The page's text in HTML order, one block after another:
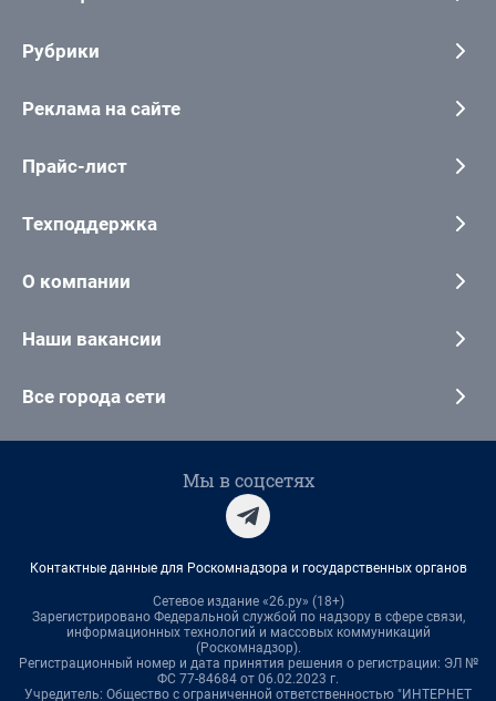
Рубрики
Реклама на сайте
Прайс-лист
Техподдержка
О компании
Наши вакансии
Все города сети
Мы в соцсетях
Контактные данные для Роскомнадзора и государственных органов
Сетевое издание «26.ру» (18+)
Зарегистрировано Федеральной службой по надзору в сфере связи,
информационных технологий и массовых коммуникаций
(Роскомнадзор).
Регистрационный номер и дата принятия решения о регистрации: ЭЛ №
ФС 77-84684 от 06.02.2023 г.
Учредитель: Общество с ограниченной ответственностью "ИНТЕРНЕТ